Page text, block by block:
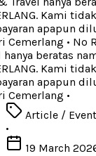
Kami
apapun
• No
beratas
Kami
apapun
•
Article / Event
•
19 March